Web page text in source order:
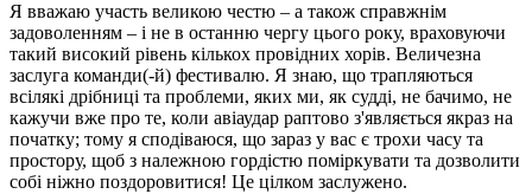
Я вважаю участь великою честю – а також справжнім
задоволенням – і не в останню чергу цього року, враховуючи
такий високий рівень кількох провідних хорів. Величезна
заслуга команди(-й) фестивалю. Я знаю, що трапляються
всілякі дрібниці та проблеми, яких ми, як судді, не бачимо, не
кажучи вже про те, коли авіаудар раптово з'являється якраз на
початку; тому я сподіваюся, що зараз у вас є трохи часу та
простору, щоб з належною гордістю поміркувати та дозволити
собі ніжно поздоровитися! Це цілком заслужено.